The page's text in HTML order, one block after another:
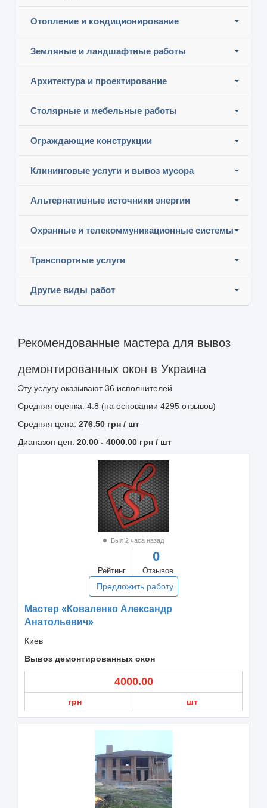
Отопление и кондиционирование
Земляные и ландшафтные работы
Архитектура и проектирование
Столярные и мебельные работы
Ограждающие конструкции
Клининговые услуги и вывоз мусора
Альтернативные источники энергии
Охранные и телекоммуникационные системы
Транспортные услуги
Другие виды работ
Рекомендованные мастера для вывоз
демонтированных окон в Украина
Эту услугу оказывают36 исполнителей
Средняя оценка: 4.8 (на основании 4295 отзывов)
Средняя цена: 276.50 грн / шт
Диапазон цен: 20.00 - 4000.00 грн / шт
Был 2 часа назад
Рейтинг
0
Отзывов
Предложить работу
Мастер «Коваленко Александр
Анатольевич»
Киев
Вывоз демонтированных окон
4000.00
грн шт